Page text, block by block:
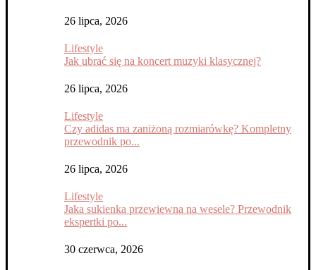
26 lipca, 2026
Lifestyle
Jak ubrać się na koncert muzyki klasycznej?
26 lipca, 2026
Lifestyle
Czy adidas ma zaniżoną rozmiarówkę? Kompletny
przewodnik po...
26 lipca, 2026
Lifestyle
Jaka sukienka przewiewna na wesele? Przewodnik
ekspertki po...
30 czerwca, 2026